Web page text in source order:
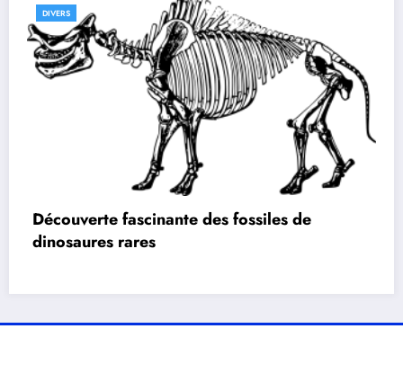
DIVERS
Découverte fascinante des fossiles de
dinosaures rares